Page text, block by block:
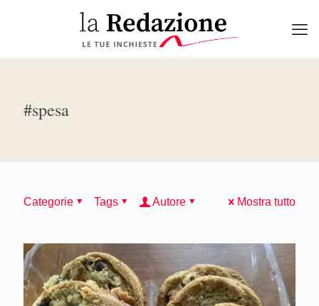
#spesa
Categorie Tags Autore Mostra tutto